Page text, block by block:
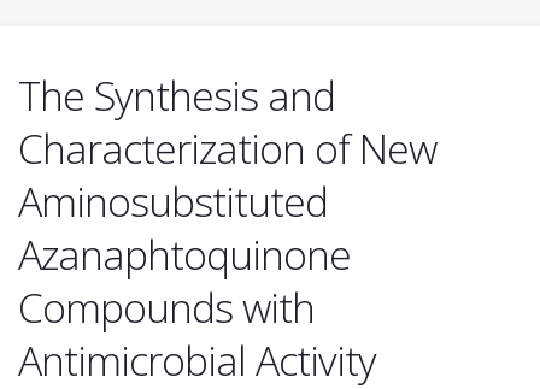
The Synthesis and
Characterization of New
Aminosubstituted
Azanaphtoquinone
Compounds with
Antimicrobial Activity